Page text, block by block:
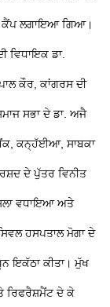
ਕੈਂਪ ਲਗਾਇਆ ਗਿਆ।
ਵਿਧਾਇਕ ਡਾ.
ਕੌਰ, ਕਾਂਗਰਸ ਦੀ
ਸਭਾ ਦੇ ਡਾ. ਅਜੈ
ਕਨ੍ਹੱਈਆ, ਸਾਬਕਾ
ਦੇ ਪੁੱਤਰ ਵਿਨੀਤ
ਵਧਾਇਆ ਅਤੇ
ਹਸਪਤਾਲ ਮੋਗਾ ਦੇ
ਇਕੱਠਾ ਕੀਤਾ। ਮੁੱਖ
ਰਿਫਰੈਸ਼ਮੈਂਟ ਦੇ ਕੇ